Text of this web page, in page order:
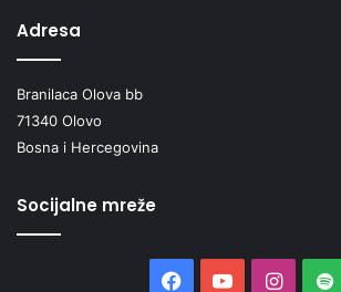
Adresa
Branilaca Olova bb
71340 Olovo
Bosna i Hercegovina
Socijalne mreže
Facebook
YouTube